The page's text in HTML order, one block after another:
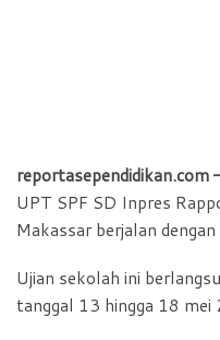
reportasependidikan.com
UPT SPF SD Inpres
Makassar berjalan
Ujian sekolah ini
tanggal 13 hingga 18 mei